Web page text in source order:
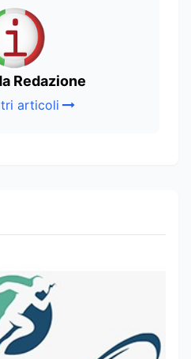
Redazione
articoli